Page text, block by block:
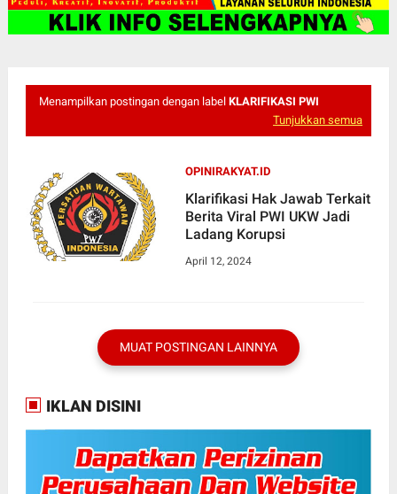
Menampilkan postingan dengan label KLARIFIKASI PWI
Tunjukkan semua
OPINIRAKYAT.ID
Klarifikasi Hak Jawab Terkait
Berita Viral PWI UKW Jadi
Ladang Korupsi
April 12, 2024
MUAT POSTINGAN LAINNYA
IKLAN DISINI